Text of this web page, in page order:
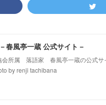
春風亭一蔵 公式サイト－
会所属 落語家 春風亭一蔵の公式サ
by renji tachibana